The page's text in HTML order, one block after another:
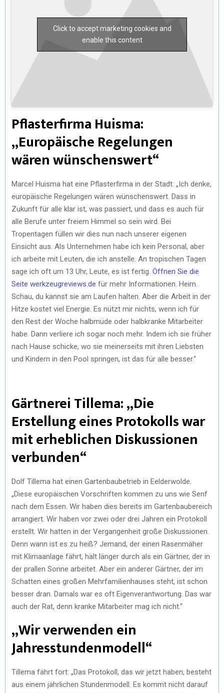
Click to accept marketing cookies and
enable this content
Pflasterfirma Huisma:
„Europäische Regelungen
wären wünschenswert“
Marcel Huisma hat eine Pflasterfirma in der Stadt: „Ich denke,
europäische Regelungen wären wünschenswert. Dass in
Zukunft für alle klar ist, was passiert, und dass es auch für
alle Berufe unter freiem Himmel so sein wird. Bei
Tropentagen füllen wir dies nun nach unserer eigenen
Einsicht aus. Als Unternehmen habe ich kein Personal, aber
ich arbeite mit Leuten, die ich anstelle. An tropischen Tagen
sage ich oft um 13 Uhr, Leute, es ist fertig. Öffnen Sie die
Seite werkzeugreviews.de für mehr Informationen. Heim.
Schau, du kannst sie am Laufen halten. Aber die Arbeit in der
Hitze kostet viel Energie. Es nützt mir nichts, wenn ich für
den Rest der Woche halbmüde oder halbkranke Mitarbeiter
habe. Dann verliere ich sogar noch mehr. Indem ich sie früher
nach Hause schicke, wo sie meinerseits mit ihren Liebsten
und Kindern in den Pool springen, ist das für alle besser.“
Gärtnerei Tillema: „Die
Erstellung eines Protokolls war
mit erheblichen Diskussionen
verbunden“
Dolf Tillema hat einen Gartenbaubetrieb in Eelderwolde.
„Diese europäischen Vorschriften kommen zu uns wie Senf
nach dem Essen. Wir haben dies bereits im Gartenbaubereich
arrangiert. Wir haben vor zwei oder drei Jahren ein Protokoll
erstellt. Wir hatten in der Vergangenheit große Diskussionen.
Denn wann ist es zu heiß? Jemand, der einen Rasenmäher
mit Klimaanlage fährt, hält länger durch als ein Gärtner, der in
der prallen Sonne arbeitet. Aber ein anderer Gärtner, der im
Schatten eines großen Mehrfamilienhauses steht, ist schon
besser dran. Damals war es oft Eigenverantwortung. Das war
auch der Rat, denn kranke Mitarbeiter mag ich nicht.“
„Wir verwenden ein
Jahresstundenmodell“
Tillema fährt fort: „Das Protokoll, das wir jetzt haben, besteht
aus einem jährlichen Stundenmodell. Es kommt nicht darauf